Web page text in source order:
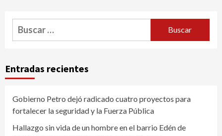
Buscar:
Entradas recientes
Gobierno Petro dejó radicado cuatro proyectos para
fortalecer la seguridad y la Fuerza Pública
Hallazgo sin vida de un hombre en el barrio Edén de